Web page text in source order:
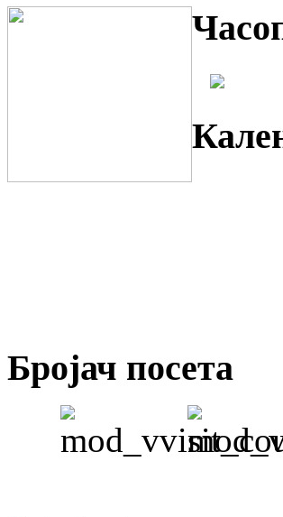
Бројач посета